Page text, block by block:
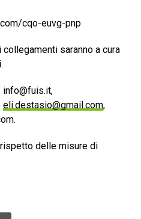
cqo-euvg-pnp
saranno a cura
info@fuis.it,
eli.destasio@gmail.com,
delle misure di